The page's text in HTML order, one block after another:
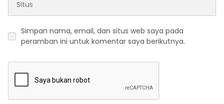
Simpan nama, email, dan situs web saya pada
peramban ini untuk komentar saya berikutnya.